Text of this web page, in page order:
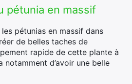
pétunia en massif
pétunias en massif dans
de belles taches de
rapide de cette plante à
d’avoir une belle